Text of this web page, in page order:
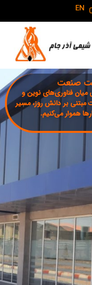
EN
صنعت
فناوری‌های نوین و
مبتنی بر دانش روز، مسیر
هموار می‌کنیم.